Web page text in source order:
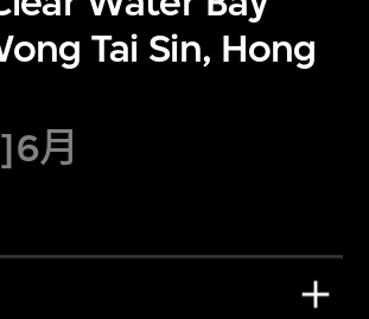
Tai Sin, Hong
月